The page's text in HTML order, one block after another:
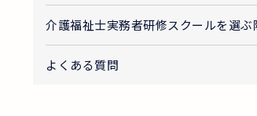
介護福祉士実務者研修スクールを選ぶ
よくある質問